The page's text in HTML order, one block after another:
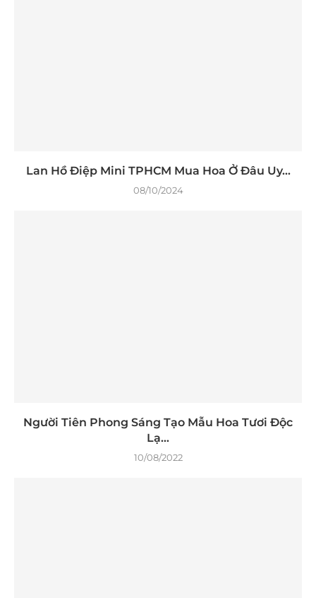
Lan Hồ Điệp Mini TPHCM Mua Hoa Ở Đâu Uy...
08/10/2024
Người Tiên Phong Sáng Tạo Mẫu Hoa Tươi Độc
Lạ...
10/08/2022